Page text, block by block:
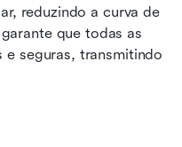
reduzindo a curva de
que todas as
e seguras, transmitindo